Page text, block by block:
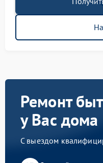
Ремонт
у Вас дома
С выездом